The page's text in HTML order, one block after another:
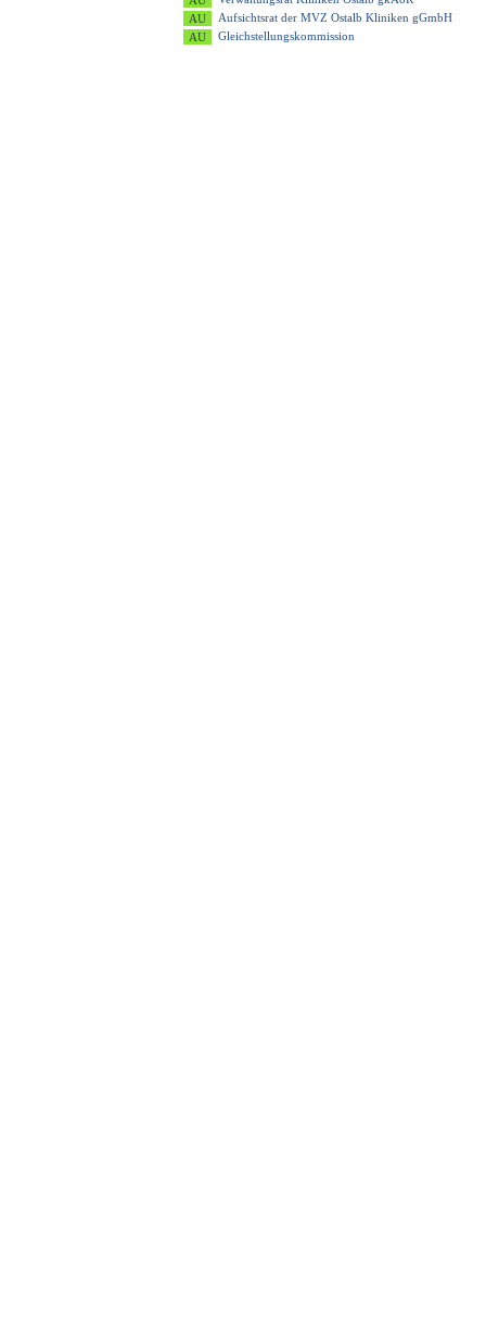
Aufsichtsrat der MVZ Ostalb Kliniken gGmbH
Gleichstellungskommission